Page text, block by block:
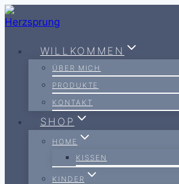
Zum
Inhalt
springen
WILLKOMMEN
ÜBER MICH
PRODUKTE
KONTAKT
SHOP
HOME
KISSEN
KINDER